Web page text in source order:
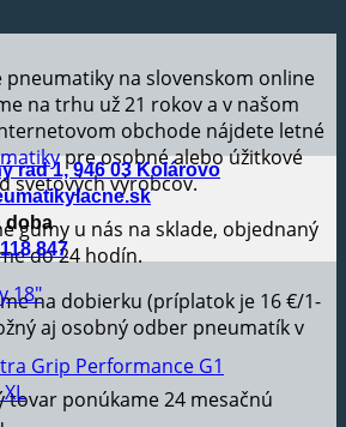
pneumatiky na slovenskom online
na trhu už 21 rokov a v našom
obchode nájdete letné
pre osobné alebo úžitkové
svetových výrobcov.
gumy u nás na sklade, objednaný
do 24 hodín.
na dobierku (príplatok je 16 €/1-
aj osobný odber pneumatík v
tovar ponúkame 24 mesačnú
rad 1, 946 03 Kolárovo
doba
847
18"